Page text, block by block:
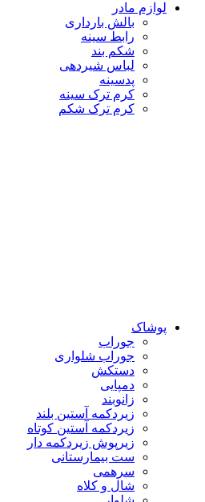
لوازم مادر
بالش بارداری
رابط سینه
شکم بند
لباس شیردهی
پدسینه
کرم ترک سینه
کرم ترک شکم
پوشاک
جوراب
جوراب شلواری
دستکش
دمپایی
زانوبند
زیردکمه آستین بلند
زیردکمه آستین کوتاه
زیرپوش زیردکمه دار
ست بیمارستانی
سرهمی
شال و کلاه